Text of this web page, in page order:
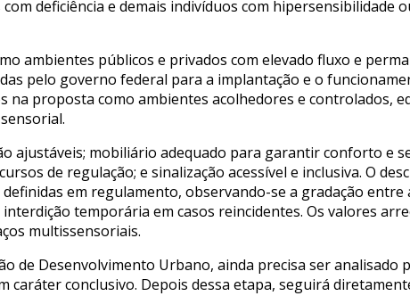
deficiência e demais indivíduos com hipersensibilidade
ambientes públicos e privados com elevado fluxo e
pelo governo federal para a implantação e o
na proposta como ambientes acolhedores e controlados,
ajustáveis; mobiliário adequado para garantir conforto e
de regulação; e sinalização acessível e inclusiva. O
em regulamento, observando-se a gradação entre
temporária em casos reincidentes. Os valores
multissensoriais.
de Desenvolvimento Urbano, ainda precisa ser analisado
caráter conclusivo. Depois dessa etapa, seguirá